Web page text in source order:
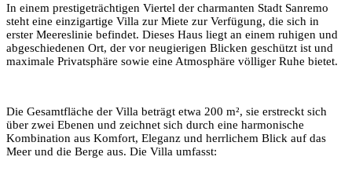
In einem prestigeträchtigen Viertel der charmanten Stadt Sanremo
steht eine einzigartige Villa zur Miete zur Verfügung, die sich in
erster Meereslinie befindet. Dieses Haus liegt an einem ruhigen und
abgeschiedenen Ort, der vor neugierigen Blicken geschützt ist und
maximale Privatsphäre sowie eine Atmosphäre völliger Ruhe bietet.
Die Gesamtfläche der Villa beträgt etwa 200 m², sie erstreckt sich
über zwei Ebenen und zeichnet sich durch eine harmonische
Kombination aus Komfort, Eleganz und herrlichem Blick auf das
Meer und die Berge aus. Die Villa umfasst: